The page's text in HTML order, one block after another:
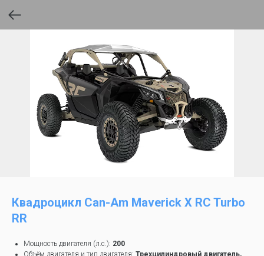
Квадроцикл Can-Am Maverick X RC Turbo
RR
Мощность двигателя (л.с.): 200
Объём двигателя и тип двигателя: Трехцилиндровый двигатель,